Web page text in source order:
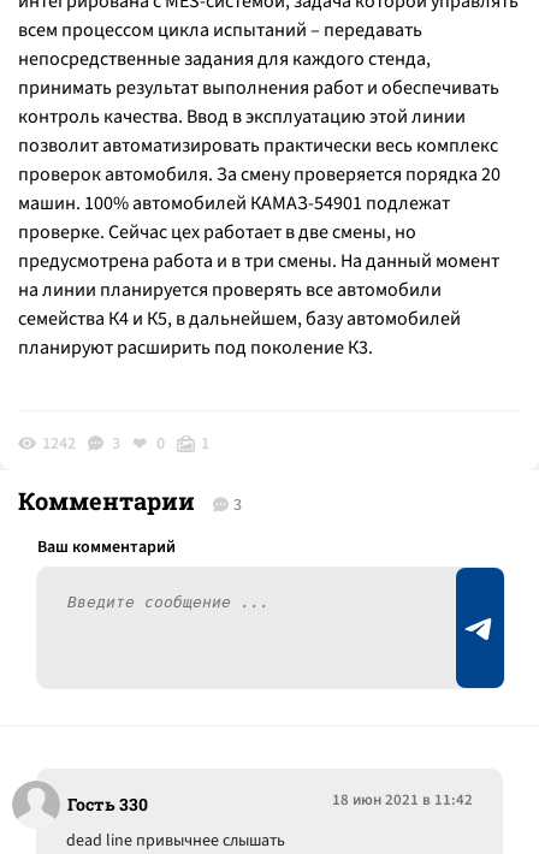
всем процессом цикла испытаний – передавать
непосредственные задания для каждого стенда,
принимать результат выполнения работ и обеспечивать
контроль качества. Ввод в эксплуатацию этой линии
позволит автоматизировать практически весь комплекс
проверок автомобиля. За смену проверяется порядка 20
машин. 100% автомобилей КАМАЗ-54901 подлежат
проверке. Сейчас цех работает в две смены, но
предусмотрена работа и в три смены. На данный момент
на линии планируется проверять все автомобили
семейства К4 и К5, в дальнейшем, базу автомобилей
планируют расширить под поколение К3.
1242 3 0 1
Комментарии 3
Гость 330 18 июн 2021 в 11:42
dead line привычнее слышать